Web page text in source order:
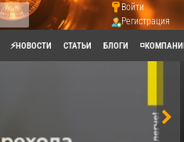
Войти
Регистрация
⚡НОВОСТИ СТАТЬИ БЛОГИ